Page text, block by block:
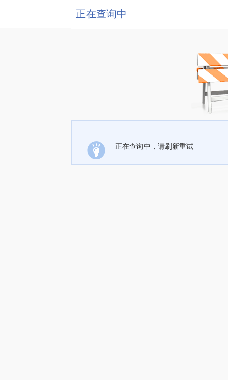
正在查询中
正在查询中，请刷新重试